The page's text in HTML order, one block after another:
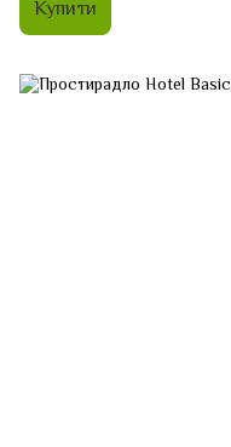
Купити